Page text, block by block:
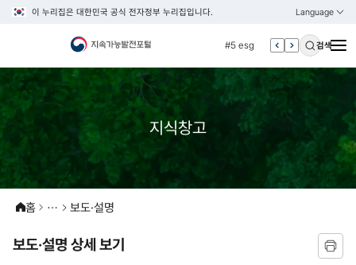
이 누리집은 대한민국 공식 전자정부 누리집입니다. Language
열기
KOREAN
ENGLISH
#5 esg
#6 빈곤
#1 경제
#4 관세
검색
지식창고
홈 보도·설명
보도·설명 상세 보기